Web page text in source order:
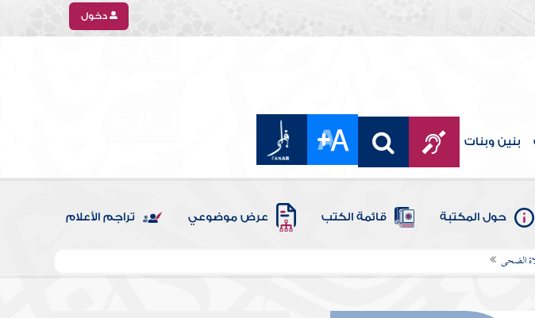
دخول
بنين وبنات
حول المكتبة قائمة الكتب عرض موضوعي تراجم الأعلام
الضحى